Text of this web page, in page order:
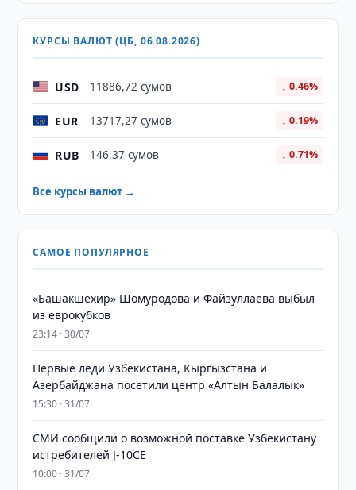
КУРСЫ ВАЛЮТ (ЦБ, 06.08.2026)
USD 11886,72 сумов ↓ 0.46%
EUR 13717,27 сумов ↓ 0.19%
RUB 146,37 сумов ↓ 0.71%
Все курсы валют →
САМОЕ ПОПУЛЯРНОЕ
«Башакшехир» Шомуродова и Файзуллаева выбыл
из еврокубков
23:14 · 30/07
Первые леди Узбекистана, Кыргызстана и
Азербайджана посетили центр «Алтын Балалык»
15:30 · 31/07
СМИ сообщили о возможной поставке Узбекистану
истребителей J-10CE
10:00 · 31/07